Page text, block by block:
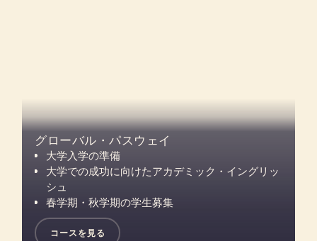
グローバル・パスウェイ
大学入学の準備
大学での成功に向けたアカデミック・イングリッ
シュ
春学期・秋学期の学生募集
コースを見る